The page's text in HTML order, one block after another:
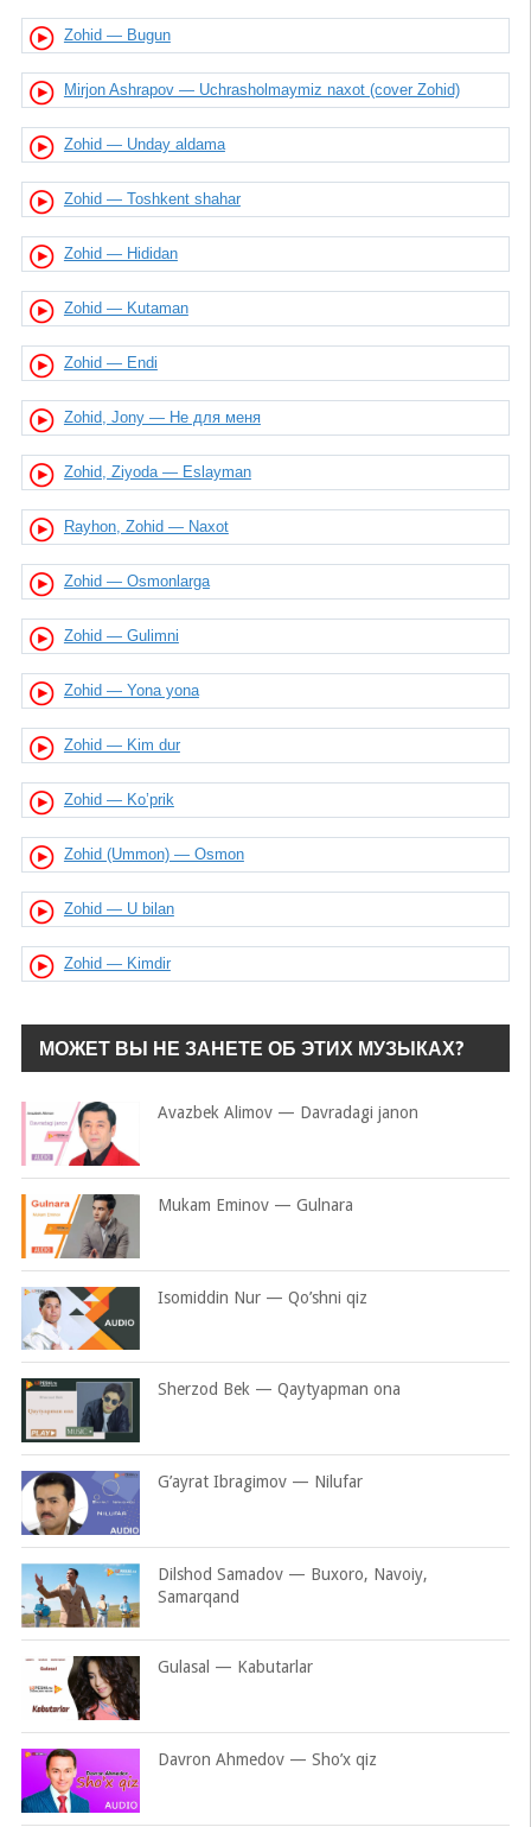
Zohid — Bugun
Mirjon Ashrapov — Uchrasholmaymiz naxot (cover Zohid)
Zohid — Unday aldama
Zohid — Toshkent shahar
Zohid — Hididan
Zohid — Kutaman
Zohid — Endi
Zohid, Jony — Не для меня
Zohid, Ziyoda — Eslayman
Rayhon, Zohid — Naxot
Zohid — Osmonlarga
Zohid — Gulimni
Zohid — Yona yona
Zohid — Kim dur
Zohid — Ko’prik
Zohid (Ummon) — Osmon
Zohid — U bilan
Zohid — Kimdir
МОЖЕТ ВЫ НЕ ЗАНЕТЕ ОБ ЭТИХ МУЗЫКАХ?
Avazbek Alimov — Davradagi janon
Mukam Eminov — Gulnara
Isomiddin Nur — Qo’shni qiz
Sherzod Bek — Qaytyapman ona
G’ayrat Ibragimov — Nilufar
Dilshod Samadov — Buxoro, Navoiy,
Samarqand
Gulasal — Kabutarlar
Davron Ahmedov — Sho’x qiz